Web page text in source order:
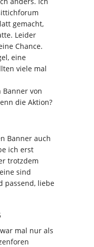
gemacht,
Leider
Chance.
eine
viele mal
Banner von
die Aktion?
Banner auch
ich erst
trotzdem
sind
passend, liebe
mal nur als